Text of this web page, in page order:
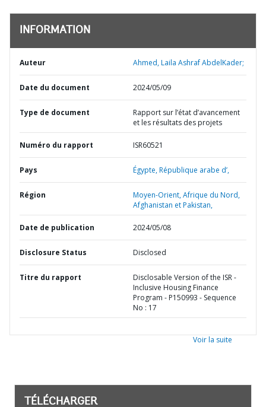
INFORMATION
Auteur Ahmed, Laila Ashraf AbdelKader;
Date du document 2024/05/09
Type de document
Rapport sur l’état d’avancement
et les résultats des projets
Numéro du rapport ISR60521
Pays Égypte,République arabe d’,
Région
Moyen-Orient, Afrique du Nord,
Afghanistan et Pakistan,
Date de publication 2024/05/08
Disclosure Status Disclosed
Titre du rapport
Disclosable Version of the ISR -
Inclusive Housing Finance
Program - P150993 - Sequence
No : 17
Voir la suite
TÉLÉCHARGER